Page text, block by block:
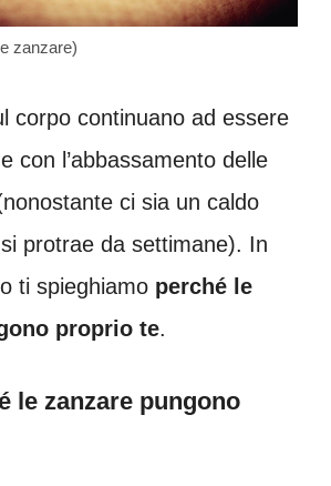
zanzare)
corpo continuano ad essere
con l’abbassamento delle
ci sia un caldo
protrae da settimane). In
ti spieghiamo perché le
proprio te.
le zanzare pungono